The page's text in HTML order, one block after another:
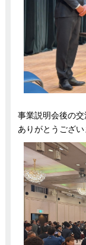
事業説明会後の交
ありがとうござい